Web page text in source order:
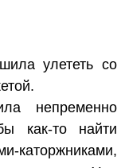
улететь со
непременно
как-то найти